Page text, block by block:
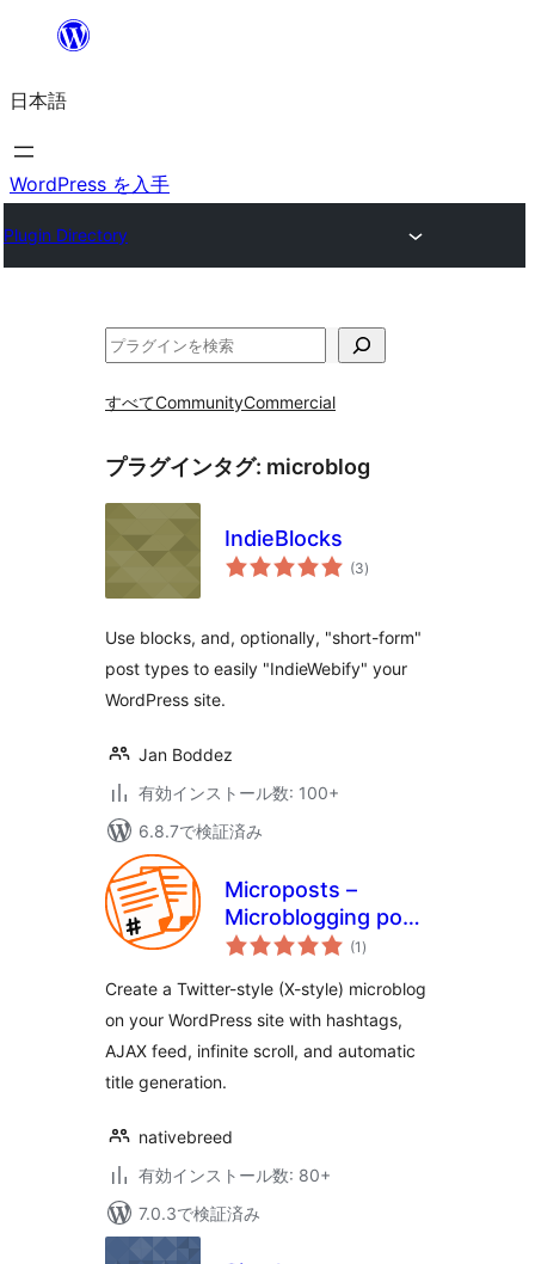
を
ス
キ
プ
日本語
WordPress を入手
Plugin Directory
検
すべてCommunityCommercial
プラグインタグ: microblog
IndieBlocks
(3個
の)
Use blocks, and, optionally, "short-form"
post types to easily "IndieWebify" your
WordPress site.
Jan Boddez
有効インストール数: 100+
6.8.7で検証済み
Microposts –
Microblogging post
type
(1 個
の
価
)
Create a Twitter-style (X-style) microblog
on your WordPress site with hashtags,
AJAX feed, infinite scroll, and automatic
title generation.
nativebreed
有効インストール数: 80+
7.0.3で検証済み